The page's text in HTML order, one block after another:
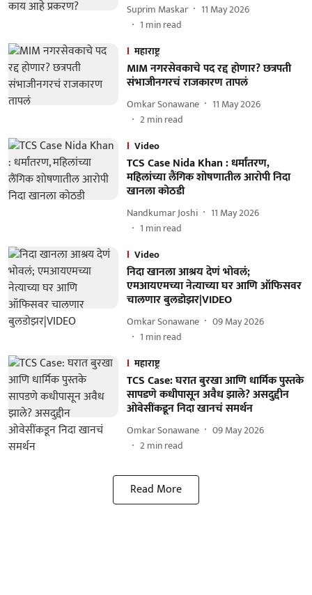
Suprim Maskar
11 May 2026
1 min read
महाराष्ट्र
MIM नगरसेवकाचे पद रद्द होणार? छत्रपती
संभाजीनगरचं राजकारण तापलं
Omkar Sonawane
11 May 2026
2min read
Video
TCS Case Nida Khan : धर्मांतरण,
महिलांच्या लैंगिक शोषणातील आरोपी निदा
खानला कोठडी
Nandkumar Joshi
11 May 2026
1 min read
Video
निदा खानला आश्रय देणं भोवलं;
एमआयएमच्या नेत्याच्या घर आणि ऑफिसवर
चालणार बुलडोझर|VIDEO
Omkar Sonawane
09 May 2026
1 min read
महाराष्ट्र
TCS Case: घरात बुरखा आणि धार्मिक पुस्तके
सापडणे कधीपासून अवैध झाले? असदुद्दीन
ओवेसींकडून निदा खानचं समर्थन
Omkar Sonawane
09 May 2026
2min read
Read More